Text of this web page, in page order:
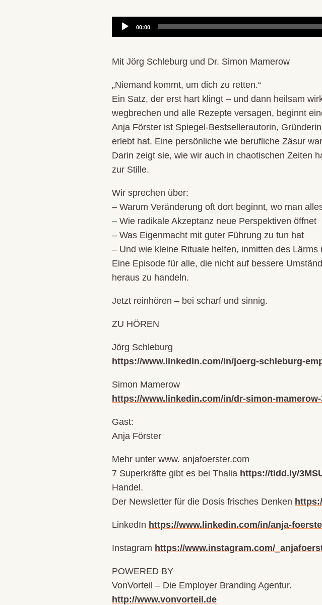
Audio-
Player
00:00
Mit Jörg Schleburg und Dr. Simon Mamerow
„Niemand kommt, um dich zu retten.“
Ein Satz, der erst hart klingt – und dann heilsam
wegbrechen und alle Rezepte versagen, beginnt
Anja Förster ist Spiegel-Bestsellerautorin,
erlebt hat. Eine persönliche wie berufliche Zäsur
Darin zeigt sie, wie wir auch in chaotischen Zeiten
zur Stille.
Wir sprechen über:
– Warum Veränderung oft dort beginnt, wo man
– Wie radikale Akzeptanz neue Perspektiven öffnet
– Was Eigenmacht mit guter Führung zu tun hat
– Und wie kleine Rituale helfen, inmitten des Lärms
Eine Episode für alle, die nicht auf bessere
heraus zu handeln.
Jetzt reinhören – bei scharf und sinnig.
ZU HÖREN
Jörg Schleburg
https://www.linkedin.com/in/joerg-schleburg-
Simon Mamerow
https://www.linkedin.com/in/dr-simon-mamerow-
Gast:
Anja Förster
Mehr unter www. anjafoerster.com
7 Superkräfte gibt es bei Thalia https://tidd.ly/
Handel.
Der Newsletter für die Dosis frisches Denken
LinkedIn https://www.linkedin.com/in/anja-
Instagram https://www.instagram.com/
POWERED BY
VonVorteil – Die Employer Branding Agentur.
http://www.vonvorteil.de